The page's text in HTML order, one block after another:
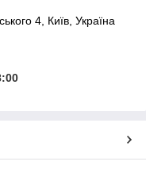
4, Київ, Україна